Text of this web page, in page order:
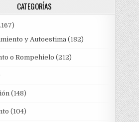
CATEGORÍAS
y Autoestima(182)
o Rompehielo (212)
(148)
(104)